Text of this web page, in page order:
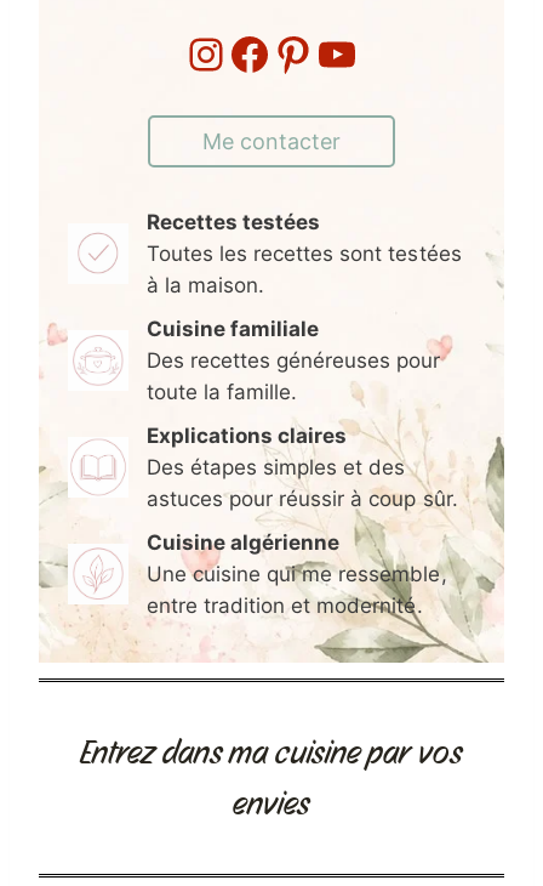
Instagram Facebook Pinterest YouTube
Me contacter
Recettes testées
Toutes les recettes sont testées
à la maison.
Cuisine familiale
Des recettes généreuses pour
toute la famille.
Explications claires
Des étapes simples et des
astuces pour réussir à coup sûr.
Cuisine algérienne
Une cuisine qui me ressemble,
entre tradition et modernité.
Entrez dans ma cuisine par vos
envies